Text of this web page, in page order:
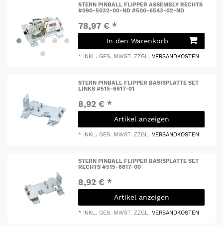
STERN PINBALL FLIPPER ASSEMBLY RECHTS
#090-5032-00-ND #500-6543-02-ND
78,97 € *
In den Warenkorb
* INKL. GES. MWST. ZZGL.VERSANDKOSTEN
STERN PINBALL FLIPPER BASISPLATTE SET
LINKS #515-6617-01
8,92 € *
Artikel anzeigen
* INKL. GES. MWST. ZZGL.VERSANDKOSTEN
STERN PINBALL FLIPPER BASISPLATTE SET
RECHTS #515-6617-00
8,92 € *
Artikel anzeigen
* INKL. GES. MWST. ZZGL.VERSANDKOSTEN